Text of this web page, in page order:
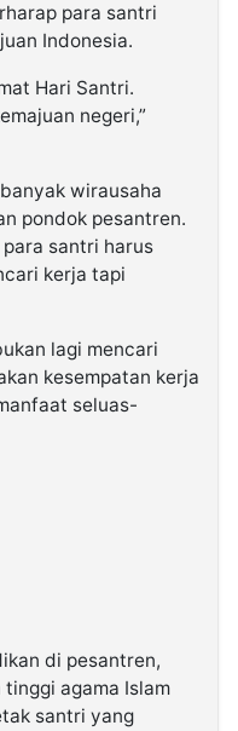
para santri
Indonesia.
Hari Santri.
negeri,”
wirausaha
pondok pesantren.
santri harus
kerja tapi
lagi mencari
kesempatan kerja
seluas-
di pesantren,
agama Islam
santri yang